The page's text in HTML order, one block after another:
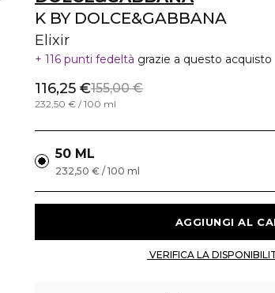
K BY DOLCE&GABBANA
Elixir
116 punti fedeltà grazie a questo acquisto
116,25 €155,00 €
232,50 € / 100 ml
50 ML
232,50 € / 100 ml